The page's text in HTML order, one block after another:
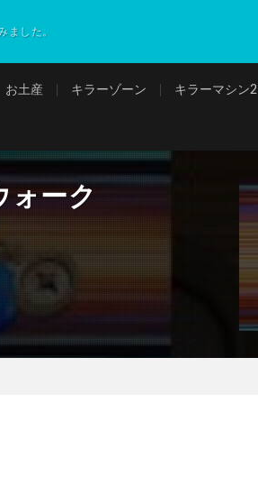
ました。
お土産 キラーゾーン キラーマシン2
ォーク